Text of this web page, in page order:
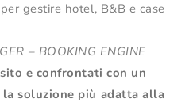
gestire hotel, B&B e case
– BOOKING ENGINE
e confrontati con un
soluzione più adatta alla